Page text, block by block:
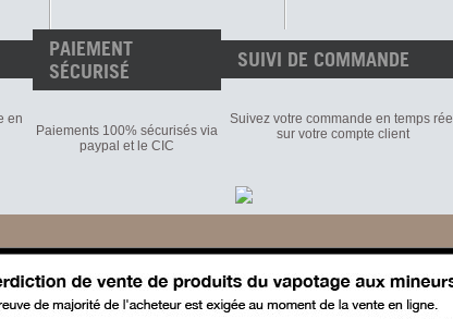
en
PAIEMENT
SÉCURISÉ
Paiements 100% sécurisés via
paypal et le CIC
SUIVI DE COMMANDE
Suivez votre commande en temps réel
sur votre compte client